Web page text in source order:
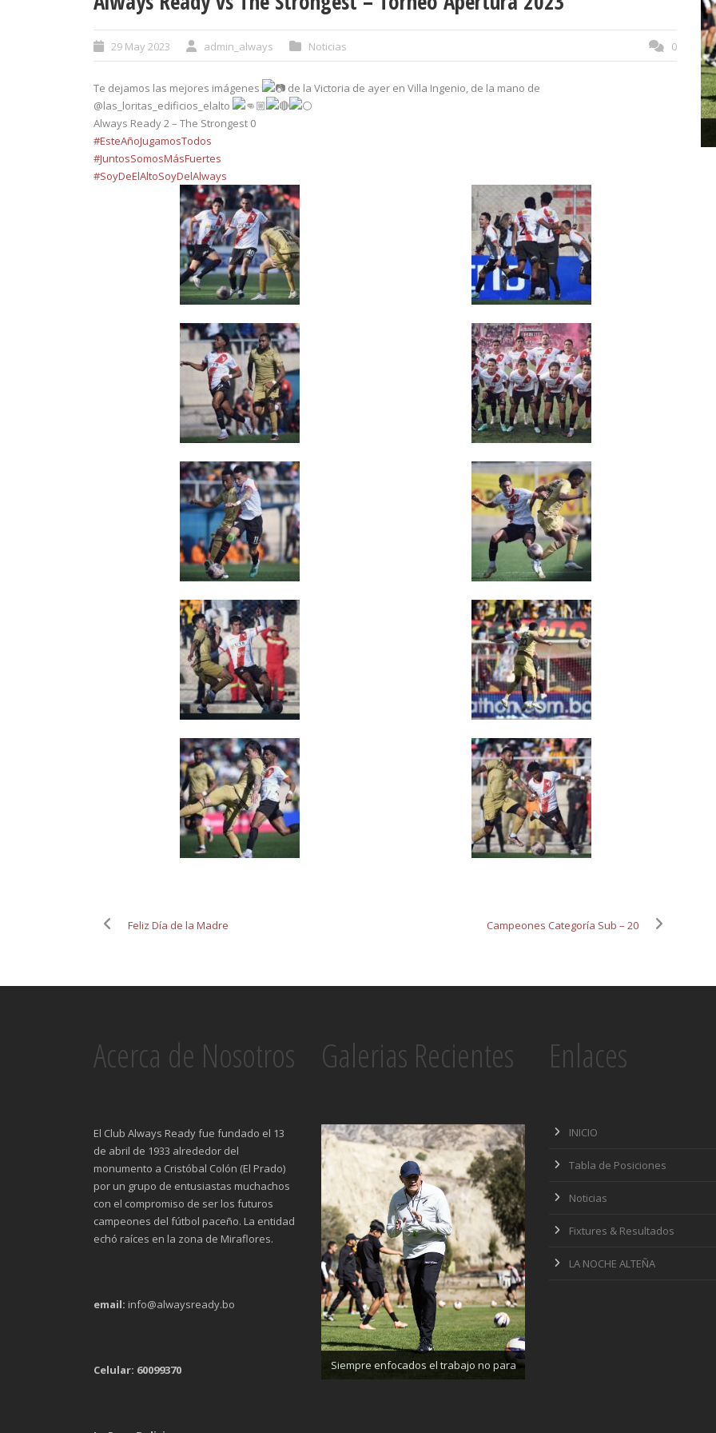
29 May 2023 admin_always Noticias 0
Te dejamos las mejores imágenes
de la Victoria de ayer en Villa Ingenio, de la mano de
@las_loritas_edificios_elalto
Always Ready 2 – The Strongest 0
#EsteAñoJugamosTodos
#JuntosSomosMásFuertes
#SoyDeElAltoSoyDelAlways
Feliz Día de la Madre Campeones Categoría Sub – 20
Acerca de Nosotros
El Club Always Ready fue fundado el 13
de abril de 1933 alrededor del
monumento a Cristóbal Colón (El Prado)
por un grupo de entusiastas muchachos
con el compromiso de ser los futuros
campeones del fútbol paceño. La entidad
echó raíces en la zona de Miraflores.
email: info@alwaysready.bo
Celular: 60099370
Galerias Recientes
Siempre enfocados el trabajo no para
Trabajando enfocados, listos para el
partido de mañana
Enlaces
INICIO
Tabla de Posiciones
Noticias
Fixtures & Resultados
LA NOCHE ALTEÑA